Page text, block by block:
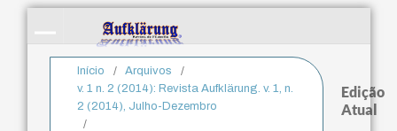
Início / Arquivos
/
v. 1 n. 2 (2014): Revista Aufklärung. v. 1, n.
2 (2014), Julho-Dezembro
/
Edição
Atual